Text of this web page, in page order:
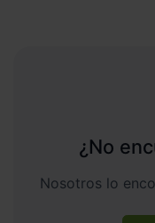
¿No
Nosotros lo